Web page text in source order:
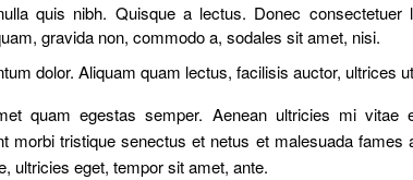
quis nibh. Quisque a lectus. Donec consectetuer
gravida non, commodo a, sodales sit amet, nisi.
dolor. Aliquam quam lectus, facilisis auctor, ultrices
quam egestas semper. Aenean ultricies mi vitae
morbi tristique senectus et netus et malesuada fames
ultricies eget, tempor sit amet, ante.